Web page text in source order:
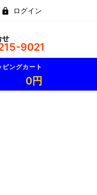
ログイン
合せ
9021
ピングカート
0円